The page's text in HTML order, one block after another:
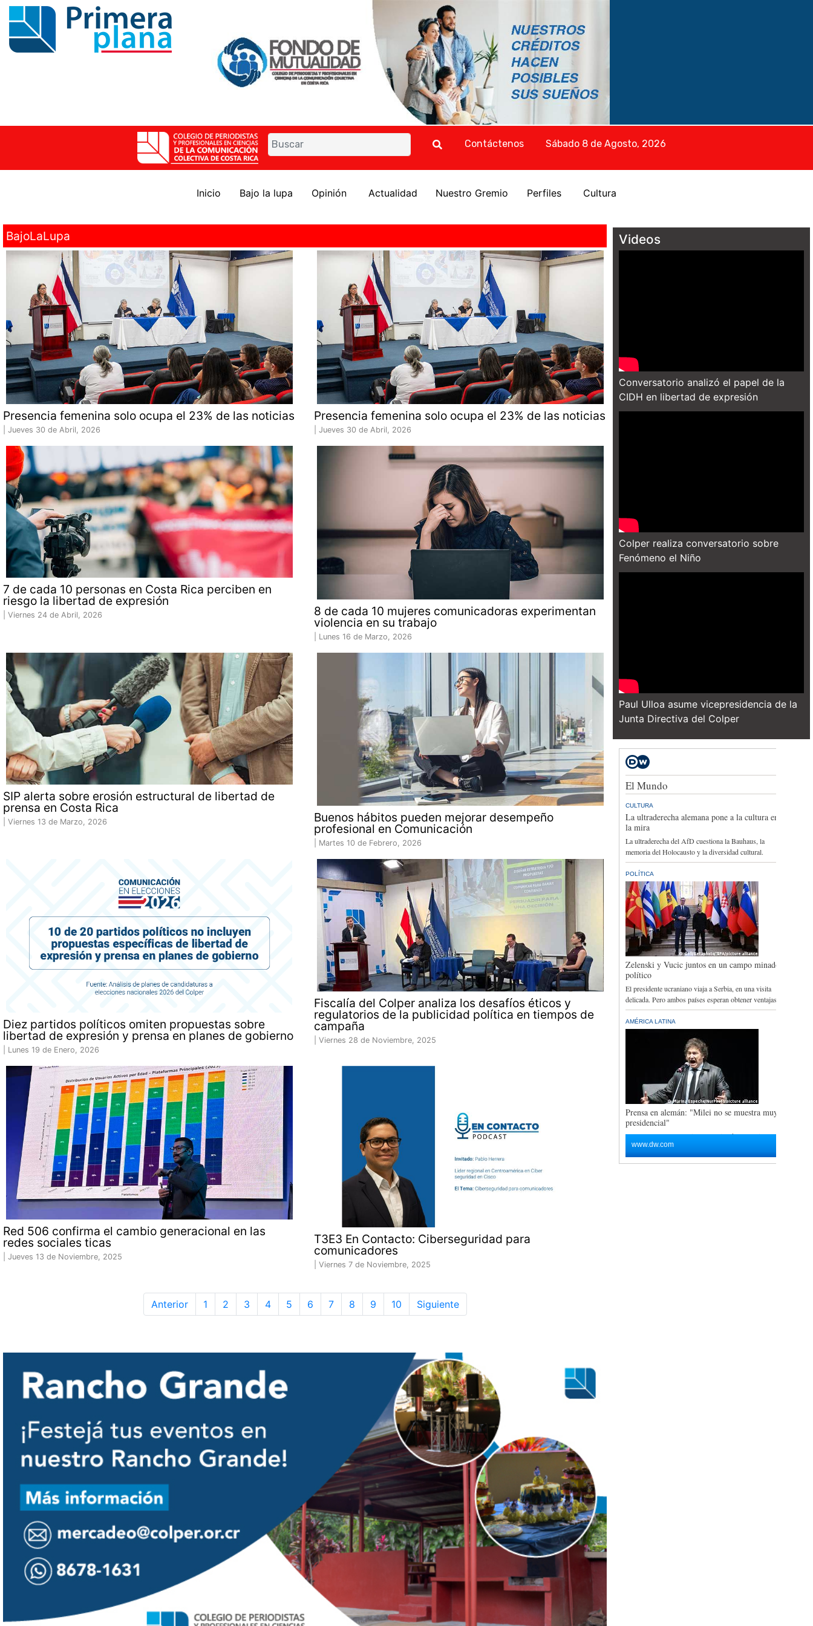
Contáctenos Sábado 8 de Agosto, 2026
Inicio Bajo la lupa Opinión Actualidad Nuestro Gremio Perfiles Cultura
BajoLaLupa
Presencia femenina solo ocupa el 23% de las noticias
Jueves 30 de Abril, 2026
Presencia femenina solo ocupa el 23% de las noticias
Jueves 30 de Abril, 2026
7 de cada 10 personas en Costa Rica perciben en
riesgo la libertad de expresión
Viernes 24 de Abril, 2026 8 de cada 10 mujeres comunicadoras experimentan
violencia en su trabajo
Lunes 16 de Marzo, 2026
SIP alerta sobre erosión estructural de libertad de
prensa en Costa Rica
Viernes 13 de Marzo, 2026 Buenos hábitos pueden mejorar desempeño
profesional en Comunicación
Martes 10 de Febrero, 2026
Diez partidos políticos omiten propuestas sobre
libertad de expresión y prensa en planes de gobierno
Lunes 19 de Enero, 2026
Fiscalía del Colper analiza los desafíos éticos y
regulatorios de la publicidad política en tiempos de
campaña
Viernes 28 de Noviembre, 2025
Red 506 confirma el cambio generacional en las
redes sociales ticas
Jueves 13 de Noviembre, 2025
T3E3 En Contacto: Ciberseguridad para
comunicadores
Viernes 7 de Noviembre, 2025
Anterior 1 2 3 4 5 6 7 8 9 10 Siguiente
Videos
Conversatorio analizó el papel de la
CIDH en libertad de expresión
Colper realiza conversatorio sobre
Fenómeno el Niño
Paul Ulloa asume vicepresidencia de la
Junta Directiva del Colper